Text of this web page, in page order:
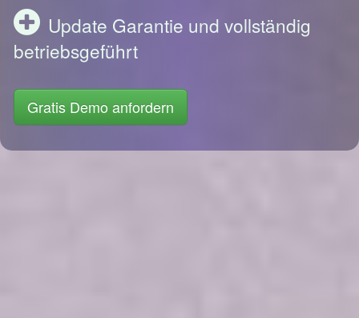
Update Garantie und vollständig
betriebsgeführt
Gratis Demo anfordern